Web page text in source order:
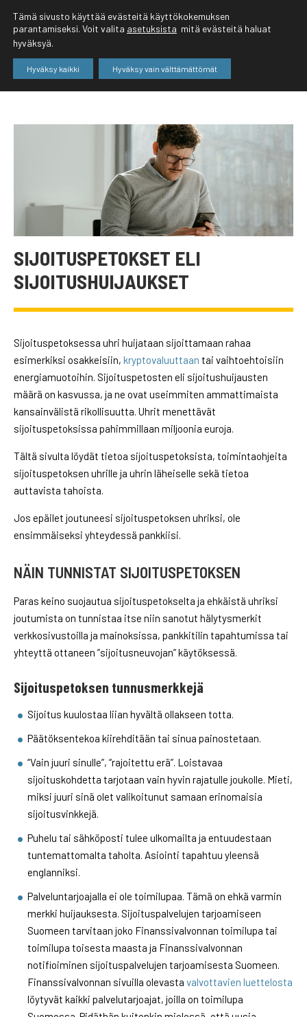
SIJOITUSPETOKSET ELI
SIJOITUSHUIJAUKSET
Sijoituspetoksessa uhri huijataan sijoittamaan rahaa
esimerkiksi osakkeisiin, kryptovaluuttaan tai vaihtoehtoisiin
energiamuotoihin. Sijoituspetosten eli sijoitushuijausten
määrä on kasvussa, ja ne ovat useimmiten ammattimaista
kansainvälistä rikollisuutta. Uhrit menettävät
sijoituspetoksissa pahimmillaan miljoonia euroja.
Tältä sivulta löydät tietoa sijoituspetoksista, toimintaohjeita
sijoituspetoksen uhrille ja uhrin läheiselle sekä tietoa
auttavista tahoista.
Jos epäilet joutuneesi sijoituspetoksen uhriksi, ole
ensimmäiseksi yhteydessä pankkiisi.
NÄIN TUNNISTAT SIJOITUSPETOKSEN
Paras keino suojautua sijoituspetokselta ja ehkäistä uhriksi
joutumista on tunnistaa itse niin sanotut hälytysmerkit
verkkosivustoilla ja mainoksissa, pankkitilin tapahtumissa tai
yhteyttä ottaneen ”sijoitusneuvojan” käytöksessä.
Sijoituspetoksen tunnusmerkkejä
Sijoitus kuulostaa liian hyvältä ollakseen totta.
Päätöksentekoa kiirehditään tai sinua painostetaan.
“Vain juuri sinulle”, “rajoitettu erä”. Loistavaa
sijoituskohdetta tarjotaan vain hyvin rajatulle joukolle. Mieti,
miksi juuri sinä olet valikoitunut samaan erinomaisia
sijoitusvinkkejä.
Puhelu tai sähköposti tulee ulkomailta ja entuudestaan
tuntemattomalta taholta. Asiointi tapahtuu yleensä
englanniksi.
Palveluntarjoajalla ei ole toimilupaa. Tämä on ehkä varmin
merkki huijauksesta. Sijoituspalvelujen tarjoamiseen
Suomeen tarvitaan joko Finanssivalvonnan toimilupa tai
toimilupa toisesta maasta ja Finanssivalvonnan
notifioiminen sijoituspalvelujen tarjoamisesta Suomeen.
Finanssivalvonnan sivuilla olevasta valvottavien luettelosta
löytyvät kaikki palvelutarjoajat, joilla on toimilupa
Tämä sivusto käyttää evästeitä käyttökokemuksen
parantamiseksi. Voit valita asetuksista mitä evästeitä haluat
hyväksyä.
Hyväksy kaikki Hyväksy vain välttämättömät